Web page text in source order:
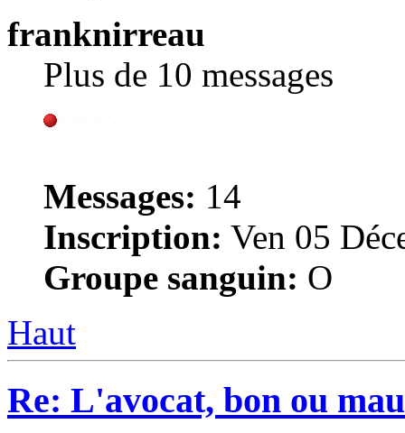
franknirreau
Plus de 10 messages
Messages: 14
Inscription: Ven 05
Groupe sanguin: O
Haut
Re: L'avocat, bon ou